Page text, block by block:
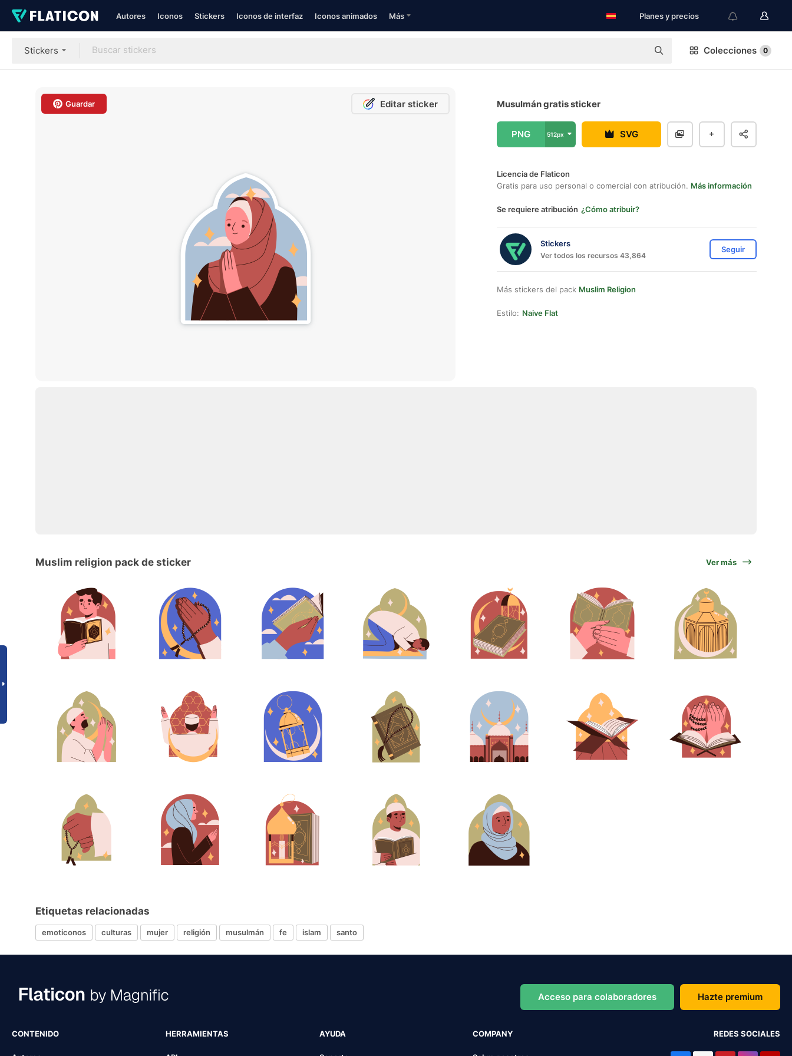
Autores Iconos Stickers Iconos de interfaz Iconos animados Más Planes y precios
Stickers Colecciones 0
Guardar Editar sticker Musulmán gratis sticker
PNG 512px SVG
Licencia de Flaticon
Gratis para uso personal o comercial con atribución. Más información
Se requiere atribución ¿Cómo atribuir?
Stickers
Ver todos los recursos 43,864
Seguir
Más stickers del pack Muslim Religion
Estilo: Naive Flat
Muslim religion pack de sticker Ver más
Etiquetas relacionadas
emoticonos culturas mujer religión musulmán fe islam santo
Acceso para colaboradores Hazte premium
CONTENIDO HERRAMIENTAS AYUDA COMPANY REDES SOCIALES